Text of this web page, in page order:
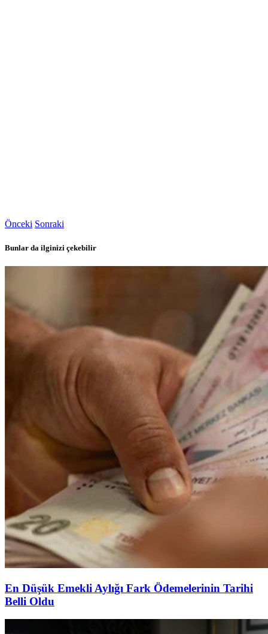
Önceki Sonraki
Bunlar da ilginizi çekebilir
En Düşük Emekli Aylığı Fark Ödemelerinin Tarihi
Belli Oldu